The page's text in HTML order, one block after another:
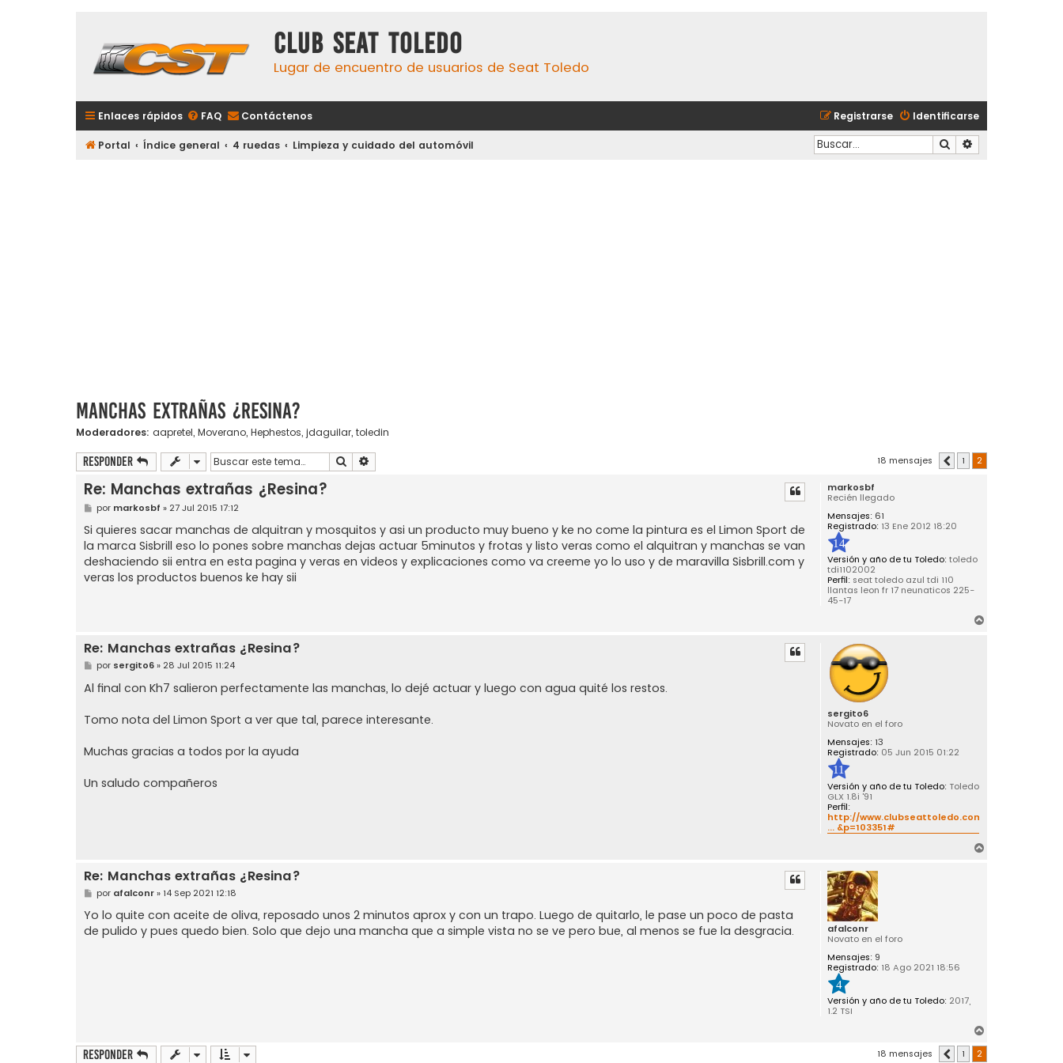
Club Seat Toledo
Lugar de encuentro de usuarios de Seat Toledo
Enlaces rápidos FAQ Contáctenos Identificarse
Registrarse
Portal Índice general 4 ruedas Limpieza y cuidado del automóvil Buscar
Manchas extrañas ¿Resina?
Moderadores: aapretel, Moverano, Hephestos, jdaguilar, toledin
Responder Buscar 18 mensajes Anterior
1 2
markosbf
Recién llegado
Mensajes: 61
Registrado: 13 Ene 2012 18:20
14
Versión y año de tu Toledo: toledo
tdi1102002
Perfil: seat toledo azul tdi 110
llantas leon fr 17 neunaticos 225-
45-17
Re: Manchas extrañas ¿Resina?
M
e
n
s
a
j
e
por markosbf » 27 Jul 2015 17:12
Si quieres sacar manchas de alquitran y mosquitos y asi un producto muy bueno y ke no come la pintura es el Limon Sport de
la marca Sisbrill eso lo pones sobre manchas dejas actuar 5minutos y frotas y listo veras como el alquitran y manchas se van
deshaciendo sii entra en esta pagina y veras en videos y explicaciones como va creeme yo lo uso y de maravilla Sisbrill.com y
veras los productos buenos ke hay sii
sergito6
Novato en el foro
Mensajes: 13
Registrado: 05 Jun 2015 01:22
11
Versión y año de tu Toledo: Toledo
GLX 1.8i '91
Perfil:
http://www.clubseattoledo.com/foro/view
... &p=103351#
Re: Manchas extrañas ¿Resina?
M
e
n
s
j
e
por sergito6» 28 Jul 2015 11:24
Al final con Kh7 salieron perfectamente las manchas, lo dejé actuar y luego con agua quité los restos.
Tomo nota del Limon Sport a ver que tal, parece interesante.
Muchas gracias a todos por la ayuda
Un saludo compañeros
afalconr
Novato en el foro
Mensajes: 9
Registrado: 18 Ago 2021 18:56
4
Versión y año de tu Toledo: 2017,
1.2 TSI
Re: Manchas extrañas ¿Resina?
M
e
n
s
a
por afalconr» 14 Sep 2021 12:18
Yo lo quite con aceite de oliva, reposado unos 2 minutos aprox y con un trapo. Luego de quitarlo, le pase un poco de pasta
de pulido y pues quedo bien. Solo que dejo una mancha que a simple vista no se ve pero bue, al menos se fue la desgracia.
r
Responder 18 mensajes Anterior
1 2